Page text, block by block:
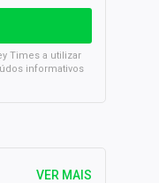
Times a utilizar
informativos
SELIC em 14%: A repercussão da decisão sobre os JUROS
VER MAIS